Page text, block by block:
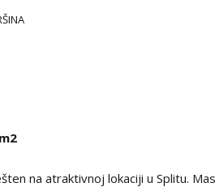
na atraktivnoj lokaciji u Splitu.